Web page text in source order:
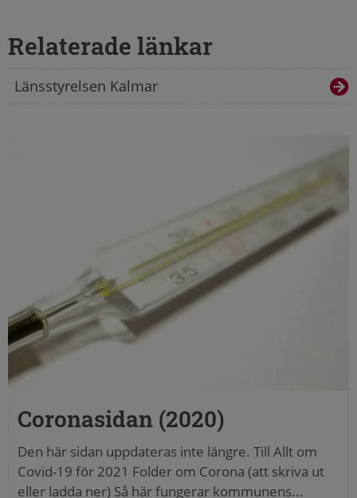
Relaterade länkar
Länsstyrelsen Kalmar
Coronasidan (2020)
Den här sidan uppdateras inte längre. Till Allt om
Covid-19 för 2021 Folder om Corona (att skriva ut
eller ladda ner) Så här fungerar kommunens...